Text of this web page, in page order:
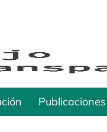
Publicaciones